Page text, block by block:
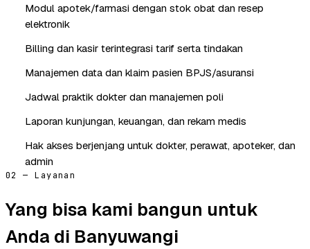
Modul apotek/farmasi dengan stok obat dan resep
elektronik
Billing dan kasir terintegrasi tarif serta tindakan
Manajemen data dan klaim pasien BPJS/asuransi
Jadwal praktik dokter dan manajemen poli
Laporan kunjungan, keuangan, dan rekam medis
Hak akses berjenjang untuk dokter, perawat, apoteker, dan
admin
02 — Layanan
Yang bisa kami bangun untuk
Anda di Banyuwangi